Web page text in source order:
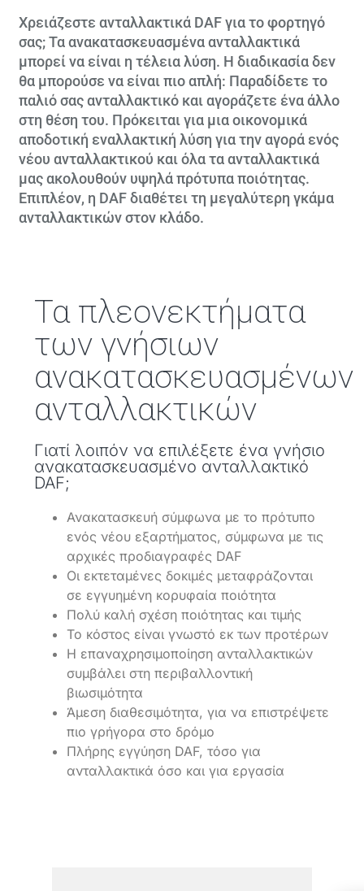
Χρειάζεστε ανταλλακτικά DAF για το φορτηγό
σας; Τα ανακατασκευασμένα ανταλλακτικά
μπορεί να είναι η τέλεια λύση. Η διαδικασία δεν
θα μπορούσε να είναι πιο απλή: Παραδίδετε το
παλιό σας ανταλλακτικό και αγοράζετε ένα άλλο
στη θέση του. Πρόκειται για μια οικονομικά
αποδοτική εναλλακτική λύση για την αγορά ενός
νέου ανταλλακτικού και όλα τα ανταλλακτικά
μας ακολουθούν υψηλά πρότυπα ποιότητας.
Επιπλέον, η DAF διαθέτει τη μεγαλύτερη γκάμα
ανταλλακτικών στον κλάδο.
Τα πλεονεκτήματα
των γνήσιων
ανακατασκευασμένων
ανταλλακτικών
Γιατί λοιπόν να επιλέξετε ένα γνήσιο
ανακατασκευασμένο ανταλλακτικό
DAF;
Ανακατασκευή σύμφωνα με το πρότυπο
ενός νέου εξαρτήματος, σύμφωνα με τις
αρχικές προδιαγραφές DAF
Οι εκτεταμένες δοκιμές μεταφράζονται
σε εγγυημένη κορυφαία ποιότητα
Πολύ καλή σχέση ποιότητας και τιμής
Το κόστος είναι γνωστό εκ των προτέρων
Η επαναχρησιμοποίηση ανταλλακτικών
συμβάλει στη περιβαλλοντική
βιωσιμότητα
Άμεση διαθεσιμότητα, για να επιστρέψετε
πιο γρήγορα στο δρόμο
Πλήρης εγγύηση DAF, τόσο για
ανταλλακτικά όσο και για εργασία